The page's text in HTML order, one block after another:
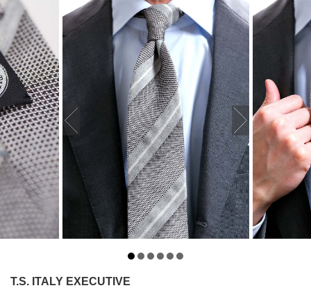
T.S. ITALY EXECUTIVE